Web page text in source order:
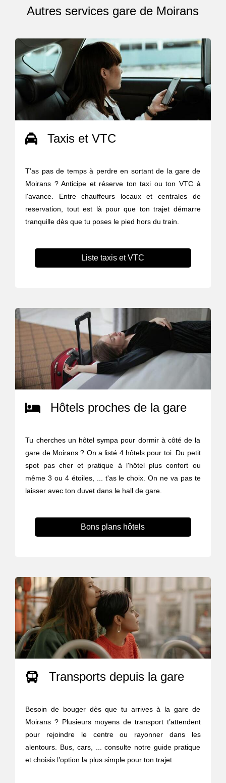
Autres services gare de Moirans
Taxis et VTC
T’as pas de temps à perdre en sortant de la gare de
Moirans ? Anticipe et réserve ton taxi ou ton VTC à
l'avance. Entre chauffeurs locaux et centrales de
reservation, tout est là pour que ton trajet démarre
tranquille dès que tu poses le pied hors du train.
Liste taxis et VTC
Hôtels proches de la gare
Tu cherches un hôtel sympa pour dormir à côté de la
gare de Moirans ? On a listé 4 hôtels pour toi. Du petit
spot pas cher et pratique à l'hôtel plus confort ou
même 3 ou 4 étoiles, ... t'as le choix. On ne va pas te
laisser avec ton duvet dans le hall de gare.
Bons plans hôtels
Transports depuis la gare
Besoin de bouger dès que tu arrives à la gare de
Moirans ? Plusieurs moyens de transport t’attendent
pour rejoindre le centre ou rayonner dans les
alentours. Bus, cars, ... consulte notre guide pratique
et choisis l’option la plus simple pour ton trajet.